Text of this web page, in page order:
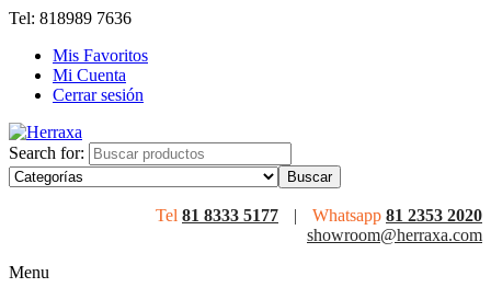
Tel: 818989 7636
Mis Favoritos
Mi Cuenta
Cerrar sesión
Search for:
Tel 81 8333 5177 | Whatsapp 81 2353 2020
showroom@herraxa.com
Menu